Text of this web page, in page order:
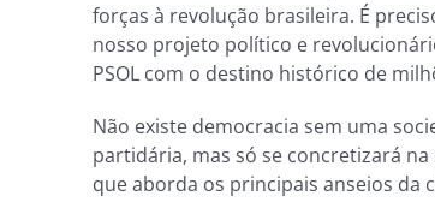
forças à revolução brasileira. É
nosso projeto político e
PSOL com o destino histórico de
Não existe democracia sem uma
partidária, mas só se concretizará
que aborda os principais anseios da